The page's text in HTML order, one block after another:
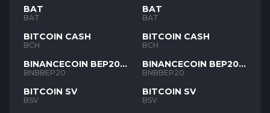
BAT
BAT
BITCOIN CASH
BCH
BINANCECOIN BEP20
BNB
BNBBEP20
BITCOIN SV
BSV
BAT
BAT
BITCOIN CASH
BCH
BINANCECOIN BEP20
BNB
BNBBEP20
BITCOIN SV
BSV